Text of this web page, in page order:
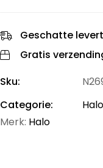
Geschatte
Gratis
Sku:
Categorie:
Merk: Halo